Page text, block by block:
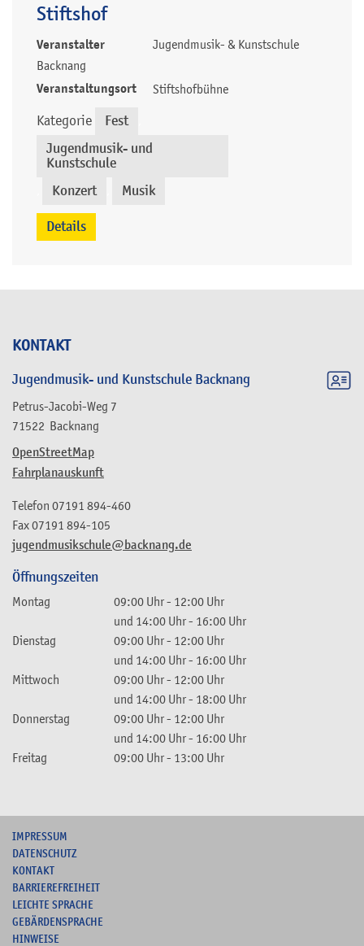
KONTAKT
Jugendmusik- und Kunstschule Backnang
Petrus-Jacobi-Weg 7
71522 Backnang
OpenStreetMap
Fahrplanauskunft
jugendmusikschule@backnang.de
Telefon 07191 894-460
Fax07191 894-105
Öffnungszeiten
Montag 09:00 Uhr- 12:00 Uhr
und 14:00 Uhr- 16:00 Uhr
Dienstag
09:00 Uhr- 12:00 Uhr
und 14:00 Uhr- 16:00 Uhr
Mittwoch
09:00 Uhr- 12:00 Uhr
und 14:00 Uhr- 18:00 Uhr
Donnerstag
09:00 Uhr- 12:00 Uhr
und 14:00 Uhr- 16:00 Uhr
Freitag
09:00 Uhr- 13:00 Uhr
Stiftshof
Veranstalter
Jugendmusik- & Kunstschule
Backnang
Veranstaltungsort Stiftshofbühne
Kategorie Fest
Jugendmusik- und
Kunstschule
Konzert Musik
Details
IMPRESSUM
DATENSCHUTZ
KONTAKT
BARRIEREFREIHEIT
LEICHTE SPRACHE
GEBÄRDENSPRACHE
HINWEISE